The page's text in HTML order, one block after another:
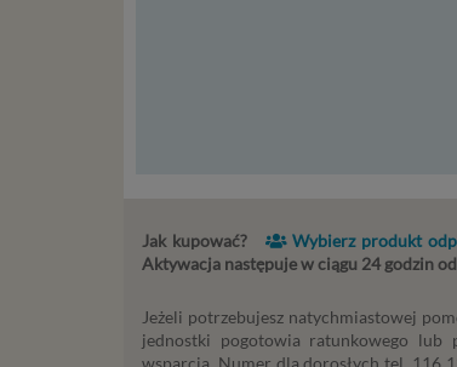
Jak kupować? Wybierz produkt
Aktywacja następuje w ciągu 24 godzin
Jeżeli potrzebujesz natychmiastowej
jednostki pogotowia ratunkowego lub
wsparcia. Numer dla dorosłych tel. 116